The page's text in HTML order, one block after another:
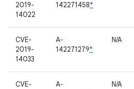
2019-
14022
142271458*
CVE-
2019-
14033
A-
142271279*
N/A
CVE-
A-
N/A